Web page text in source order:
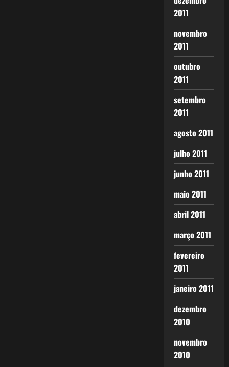
2011
novembro
2011
outubro
2011
setembro
2011
agosto 2011
julho 2011
junho 2011
maio 2011
abril 2011
março 2011
fevereiro
2011
janeiro 2011
dezembro
2010
novembro
2010